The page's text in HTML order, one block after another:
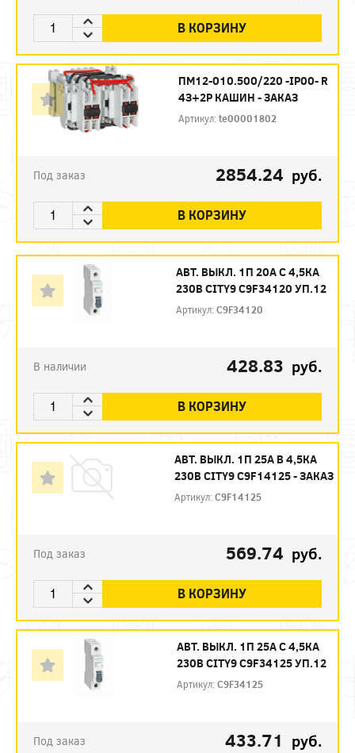
В КОРЗИНУ
ПМ12-010.500/220 -IP00- R
4З+2Р КАШИН - ЗАКАЗ
Артикул:te00001802
Под заказ 2854.24 руб.
В КОРЗИНУ
АВТ. ВЫКЛ. 1П 20А С 4,5КА
230В CITY9 C9F34120 УП.12
Артикул:C9F34120
В наличии 428.83 руб.
В КОРЗИНУ
АВТ. ВЫКЛ. 1П 25А B 4,5КА
230В CITY9 C9F14125 - ЗАКАЗ
Артикул:C9F14125
Под заказ 569.74 руб.
В КОРЗИНУ
АВТ. ВЫКЛ. 1П 25А С 4,5КА
230В CITY9 C9F34125 УП.12
Артикул:C9F34125
Под заказ 433.71 руб.